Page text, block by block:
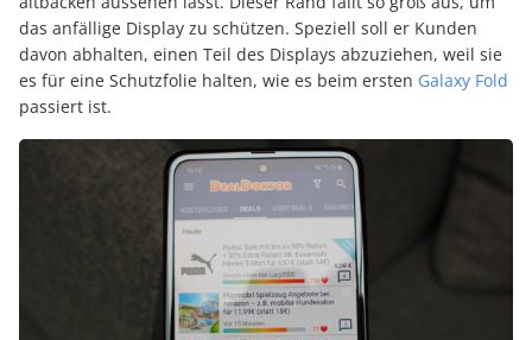
das anfällige Display zu schützen. Speziell soll er Kunden
davon abhalten, einen Teil des Displays abzuziehen, weil sie
es für eine Schutzfolie halten, wie es beim ersten Galaxy Fold
passiert ist.